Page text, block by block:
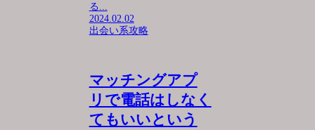
る...
2024.02.02
出会い系攻略
マッチングアプ
リで電話はしなく
てもいいという